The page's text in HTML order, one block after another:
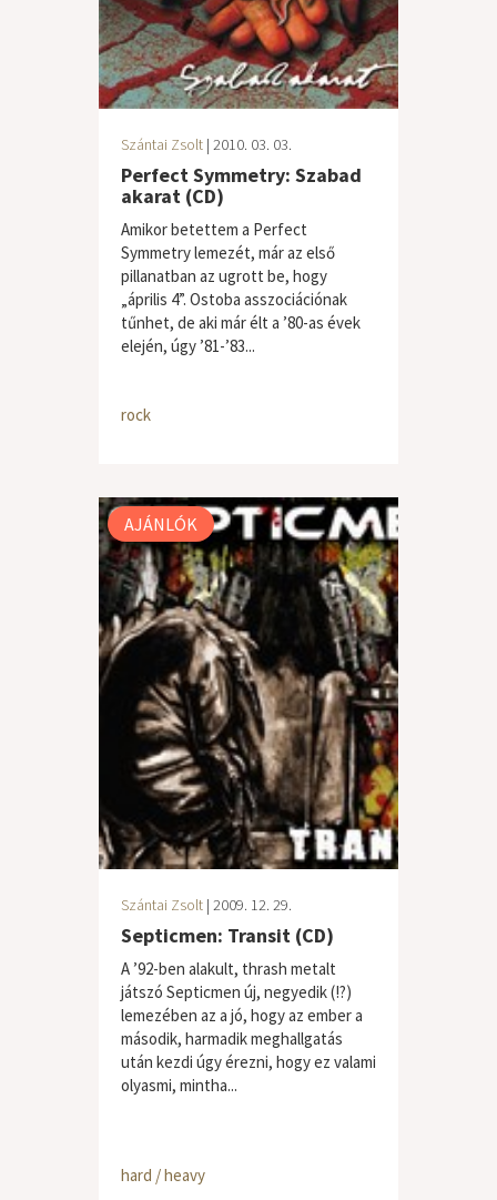
Szántai Zsolt | 2010. 03. 03.
Perfect Symmetry: Szabad
akarat (CD)
Amikor betettem a Perfect
Symmetry lemezét, már az első
pillanatban az ugrott be, hogy
„április 4”. Ostoba asszociációnak
tűnhet, de aki már élt a ’80-as évek
elején, úgy ’81-’83...
rock
AJÁNLÓK
Szántai Zsolt | 2009. 12. 29.
Septicmen: Transit (CD)
A ’92-ben alakult, thrash metalt
játszó Septicmen új, negyedik (!?)
lemezében az a jó, hogy az ember a
második, harmadik meghallgatás
után kezdi úgy érezni, hogy ez valami
olyasmi, mintha...
hard / heavy